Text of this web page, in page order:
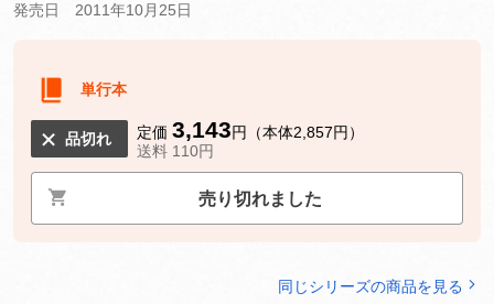
発売日 2011年10月25日
単行本
品切れ 定価 3,143円（本体2,857円）
送料 110円
売り切れました
同じシリーズの商品を見る